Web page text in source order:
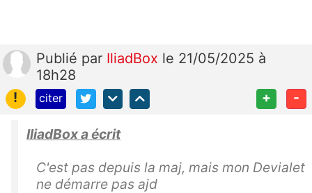
Publié par IliadBox le 21/05/2025 à
18h28
!
citer + -
IliadBox a écrit
C'est pas depuis la maj, mais mon Devialet
ne démarre pas ajd